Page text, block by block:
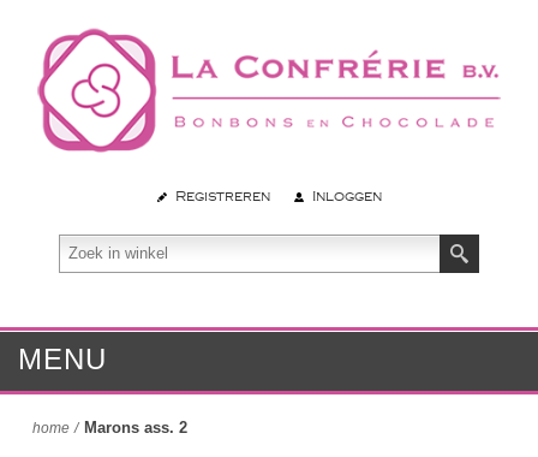
Registreren Inloggen
MENU
home / Marons ass. 2